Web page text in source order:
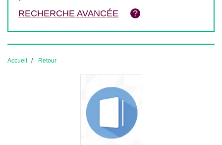
RECHERCHE AVANCÉE
Accueil Retour